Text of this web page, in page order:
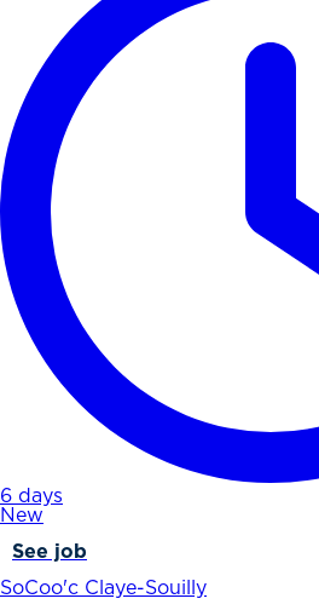
6 days
New
See job
SoCoo'c Claye-Souilly